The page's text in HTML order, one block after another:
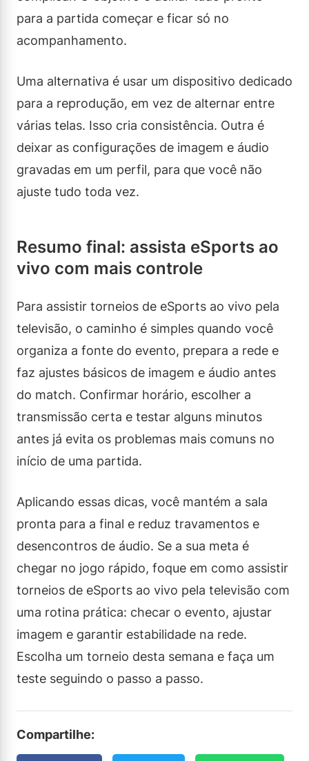
para a partida começar e ficar só no
acompanhamento.
Uma alternativa é usar um dispositivo dedicado
para a reprodução, em vez de alternar entre
várias telas. Isso cria consistência. Outra é
deixar as configurações de imagem e áudio
gravadas em um perfil, para que você não
ajuste tudo toda vez.
Resumo final: assista eSports ao
vivo com mais controle
Para assistir torneios de eSports ao vivo pela
televisão, o caminho é simples quando você
organiza a fonte do evento, prepara a rede e
faz ajustes básicos de imagem e áudio antes
do match. Confirmar horário, escolher a
transmissão certa e testar alguns minutos
antes já evita os problemas mais comuns no
início de uma partida.
Aplicando essas dicas, você mantém a sala
pronta para a final e reduz travamentos e
desencontros de áudio. Se a sua meta é
chegar no jogo rápido, foque em como assistir
torneios de eSports ao vivo pela televisão com
uma rotina prática: checar o evento, ajustar
imagem e garantir estabilidade na rede.
Escolha um torneio desta semana e faça um
teste seguindo o passo a passo.
Compartilhe: